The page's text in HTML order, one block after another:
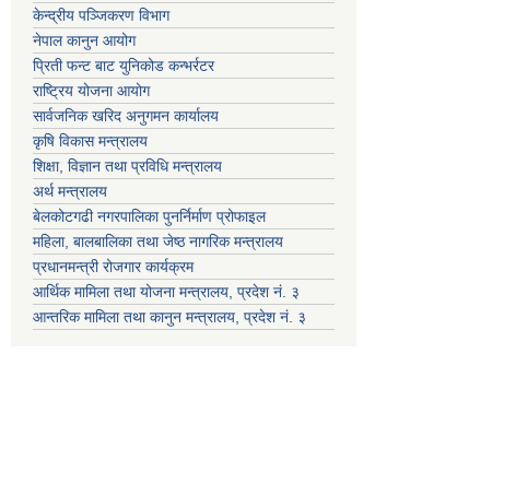
केन्द्रीय पञ्जिकरण विभाग
नेपाल कानुन आयोग
प्रिती फन्ट बाट युनिकोड कन्भर्रटर
राष्ट्रिय योजना आयोग
सार्वजनिक खरिद अनुगमन कार्यालय
कृषि विकास मन्त्रालय
शिक्षा, विज्ञान तथा प्रविधि मन्त्रालय
अर्थ मन्त्रालय
बेलकोटगढी नगरपालिका पुनर्निर्माण प्रोफाइल
महिला, बालबालिका तथा जेष्ठ नागरिक मन्त्रालय
प्रधानमन्त्री रोजगार कार्यक्रम
आर्थिक मामिला तथा योजना मन्त्रालय, प्रदेश नं. ३
आन्तरिक मामिला तथा कानुन मन्त्रालय, प्रदेश नं. ३